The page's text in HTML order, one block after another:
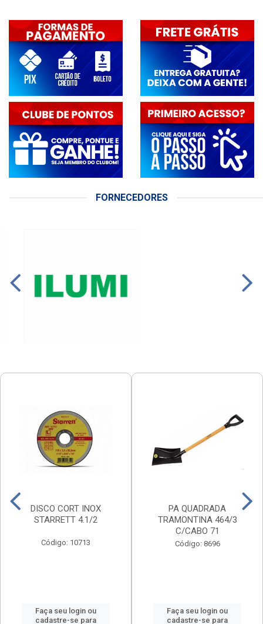
FORNECEDORES
DISCO CORT INOX
STARRETT 4.1/2
Código: 10713
Faça seu login ou
cadastre-se para
PA QUADRADA
TRAMONTINA 464/3
C/CABO 71
Código: 8696
Faça seu login ou
cadastre-se para